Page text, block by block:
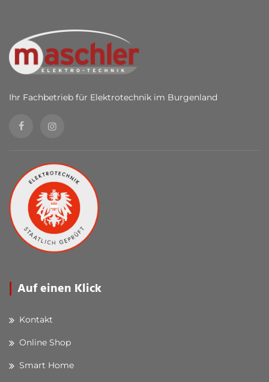
Ihr Fachbetrieb für Elektrotechnik im Burgenland
Auf einen Klick
Kontakt
Online Shop
Smart Home